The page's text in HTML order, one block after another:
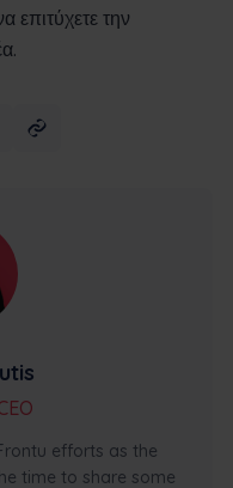
επιτύχετε την
efforts as the
time to share some